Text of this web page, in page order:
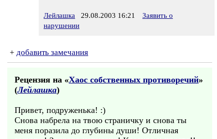
Лейлашка 29.08.2003 16:21
Заявить о
нарушении
+ добавить замечания
Рецензия на «Хаос собственных противоречий»
(Лейлашка)
Привет, подруженька! :)
Снова набрела на твою страничку и снова ты
меня поразила до глубины души! Отличная